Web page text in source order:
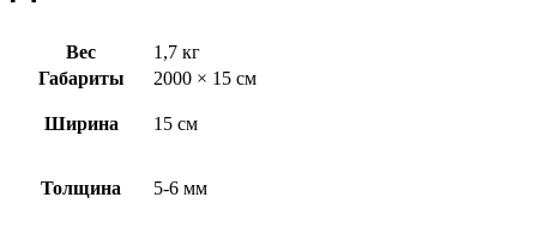
Вес
1,7 кг
Габариты
2000 × 15 см
Ширина 15 см
Толщина 5-6 мм